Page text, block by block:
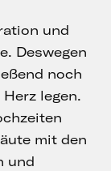
und
Deswegen
noch
Herz legen.
mit den
und